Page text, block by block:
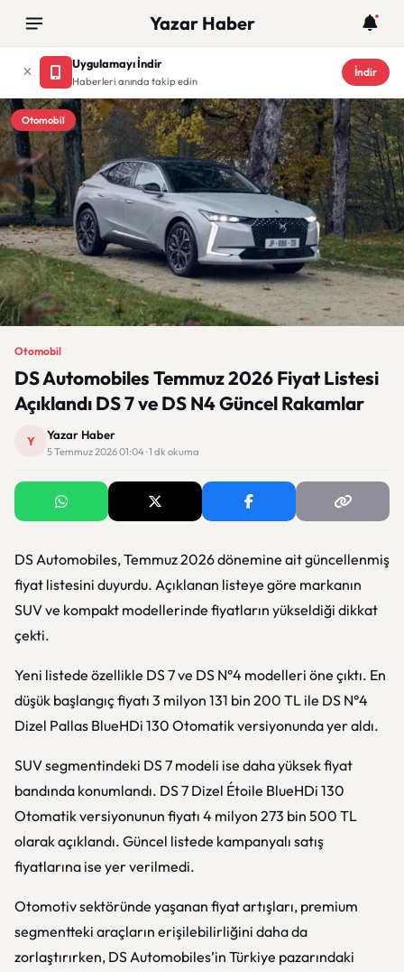
Yazar Haber
Uygulamayı İndir
Haberleri anında takip edin
İndir
Otomobil
Otomobil
DS Automobiles Temmuz 2026 Fiyat Listesi
Açıklandı DS 7 ve DS N4 Güncel Rakamlar
Y Yazar Haber
5 Temmuz 2026 01:04 · 1 dk okuma
DS Automobiles, Temmuz 2026 dönemine ait güncellenmiş
fiyat listesini duyurdu. Açıklanan listeye göre markanın
SUV ve kompakt modellerinde fiyatların yükseldiği dikkat
çekti.
Yeni listede özellikle DS 7ve DS N°4 modelleri öne çıktı. En
düşük başlangıç fiyatı 3 milyon 131 bin 200 TL ile DS N°4
Dizel Pallas BlueHDi 130 Otomatik versiyonunda yer aldı.
SUV segmentindeki DS 7 modeli ise daha yüksek fiyat
bandında konumlandı. DS 7 Dizel Étoile BlueHDi 130
Otomatik versiyonunun fiyatı 4 milyon 273 bin 500 TL
olarak açıklandı. Güncel listede kampanyalı satış
fiyatlarına ise yer verilmedi.
Otomotiv sektöründe yaşanan fiyat artışları, premium
segmentteki araçların erişilebilirliğini daha da
zorlaştırırken, DS Automobiles’in Türkiye pazarındaki